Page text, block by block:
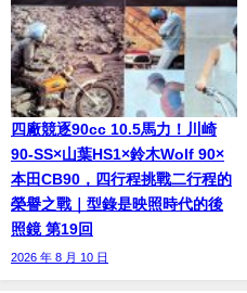
四廠競逐90cc 10.5馬力！川崎
90-SS×山葉HS1×鈴木Wolf 90×
本田CB90，四行程挑戰二行程的
榮譽之戰｜型錄是映照時代的後
照鏡 第19回
2026 年 8 月 10 日